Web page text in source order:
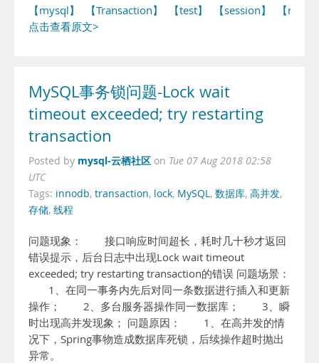
【mysql】 【Transaction】 【test】 【session】
【
点击查看原文>
MySQL事务锁问题-Lock wait
timeout exceeded; try restarting
transaction
Posted by mysql-云栖社区 on Tue 07 Aug 2018 02:58
UTC
Tags: innodb, transaction, lock, MySQL, 数据库, 高并发,
存储, 线程
问题现象： 接口响应时间超长，耗时几十秒才返回
错误提示，后台日志中出现Lock wait timeout
exceeded; try restarting transaction的错误 问题场景：
1、在同一事务内先后对同一条数据进行插入和更新
操作； 2、多台服务器操作同一数据库； 3、瞬
时出现高并发现象； 问题原因： 1、在高并发的情
况下，Spring事物造成数据库死锁，后续操作超时抛出
异常。